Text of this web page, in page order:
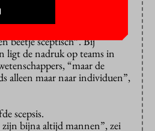
was iedereen, in de
beetje sceptisch”. Bij
ligt de nadruk op teams in
“maar de
alleen maar naar individuen”,
scepsis.
bijna altijd mannen”, zei